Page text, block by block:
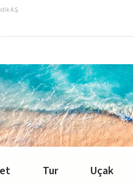
A.Ş.
Tur Uçak